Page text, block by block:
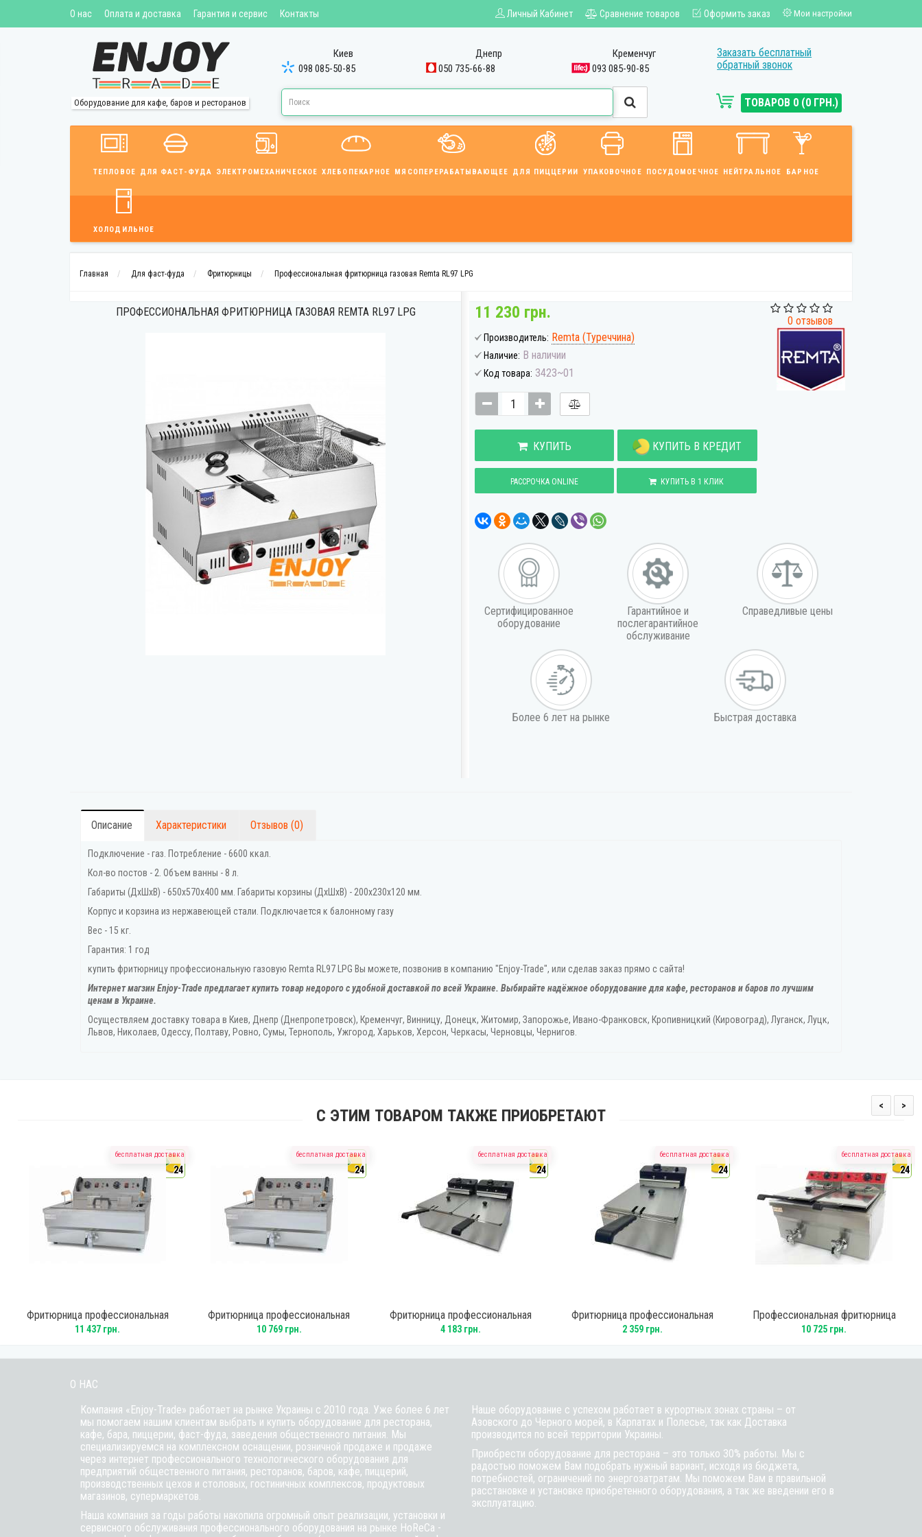
О нас Оплата и доставка Гарантия и сервис Контакты Личный Кабинет Сравнение товаров Оформить заказ Мои настройки
Оборудование для кафе, баров и ресторанов
Киев
098 085-50-85
Днепр
050 735-66-88
Кременчуг
093 085-90-85
Заказать бесплатный
обратный звонок
ТОВАРОВ 0 (0 ГРН.)
ТЕПЛОВОЕ ДЛЯ ФАСТ-ФУДА ЭЛЕКТРОМЕХАНИЧЕСКОЕ ХЛЕБОПЕКАРНОЕ МЯСОПЕРЕРАБАТЫВАЮЩЕЕ ДЛЯ ПИЦЦЕРИИ УПАКОВОЧНОЕ ПОСУДОМОЕЧНОЕ НЕЙТРАЛЬНОЕ БАРНОЕ
ХОЛОДИЛЬНОЕ
Главная Для фаст-фуда Фритюрницы Профессиональная фритюрница газовая Remta RL97 LPG
ПРОФЕССИОНАЛЬНАЯ ФРИТЮРНИЦА ГАЗОВАЯ REMTA RL97 LPG
0 отзывов
11 230 грн.
Производитель: Remta (Туреччина)
Наличие: В наличии
Код товара: 3423~01
КУПИТЬ КУПИТЬ В КРЕДИТ
РАССРОЧКА ONLINE КУПИТЬ В 1 КЛИК
Сертифицированное
оборудование
Гарантийное и
послегарантийное
обслуживание
Справедливые цены
Более 6 лет на рынке Быстрая доставка
Описание Характеристики Отзывов (0)
Подключение - газ. Потребление - 6600 ккал.
Кол-во постов - 2. Объем ванны - 8 л.
Габариты (ДхШхВ) - 650х570х400 мм. Габариты корзины (ДхШхВ) - 200x230x120 мм.
Корпус и корзина из нержавеющей стали. Подключается к балонному газу
Вес - 15 кг.
Гарантия: 1 год
купить фритюрницу профессиональную газовую Remta RL97 LPG Вы можете, позвонив в компанию "Enjoy-Trade", или сделав заказ прямо с сайта!
Интернет магзин Enjoy-Trade предлагает купить товарнедорого с удобной доставкой по всей Украине. Выбирайте надёжное оборудование для кафе, ресторанов и баров по лучшим
ценам в Украине.
Осуществляем доставку товара в Киев, Днепр (Днепропетровск), Кременчуг, Винницу, Донецк‎, Житомир, Запорожье, Ивано-Франковск, Кропивницкий‎ (Кировоград), Луганск, Луцк,
Львов, Николаев, Одессу, Полтаву, Ровно, Сумы, Тернополь, Ужгород‎, Харьков, Херсон‎, Черкасы, Черновцы, Чернигов.
С ЭТИМ ТОВАРОМ ТАКЖЕ ПРИОБРЕТАЮТ
бесплатная доставка
24
Фритюрница профессиональная
GoodFood EF30V
11 437 грн.
бесплатная доставка
24
Фритюрница профессиональная
GoodFood EF20V
10 769 грн.
бесплатная доставка
24
Фритюрница профессиональная
GoodFood EF66 чорная
4 183 грн.
бесплатная доставка
24
Фритюрница профессиональная
GoodFood EF6 черная
2 359 грн.
бесплатная доставка
24
Профессиональная фритюрница
GoodFood EF12A2 с краном
10 725 грн.
< >
О НАС
Компания «Enjoy-Trade» работает на рынке Украины с 2010 года. Уже более 6 лет
мы помогаем нашим клиентам выбрать и купить оборудование для ресторана,
кафе, бара, пиццерии, фаст-фуда, заведения общественного питания. Мы
специализируемся на комплексном оснащении, розничной продаже и продаже
через интернет профессионального технологического оборудования для
предприятий общественного питания, ресторанов, баров, кафе, пиццерий,
производственных цехов и столовых, гостиничных комплексов, продуктовых
магазинов, супермаркетов.
Наша компания за годы работы накопила огромный опыт реализации, установки и
сервисного обслуживания профессионального оборудования на рынке HoReCa -
Наше оборудование с успехом работает в курортных зонах страны – от
Азовского до Черного морей, в Карпатах и Полесье, так как Доставка
производится по всей территории Украины.
Приобрести оборудование для ресторана – это только 30% работы. Мы с
радостью поможем Вам подобрать нужный вариант, исходя из бюджета,
потребностей, ограничений по энергозатратам. Мы поможем Вам в правильной
расстановке и установке приобретенного оборудования, а так же введении его в
эксплуатацию.